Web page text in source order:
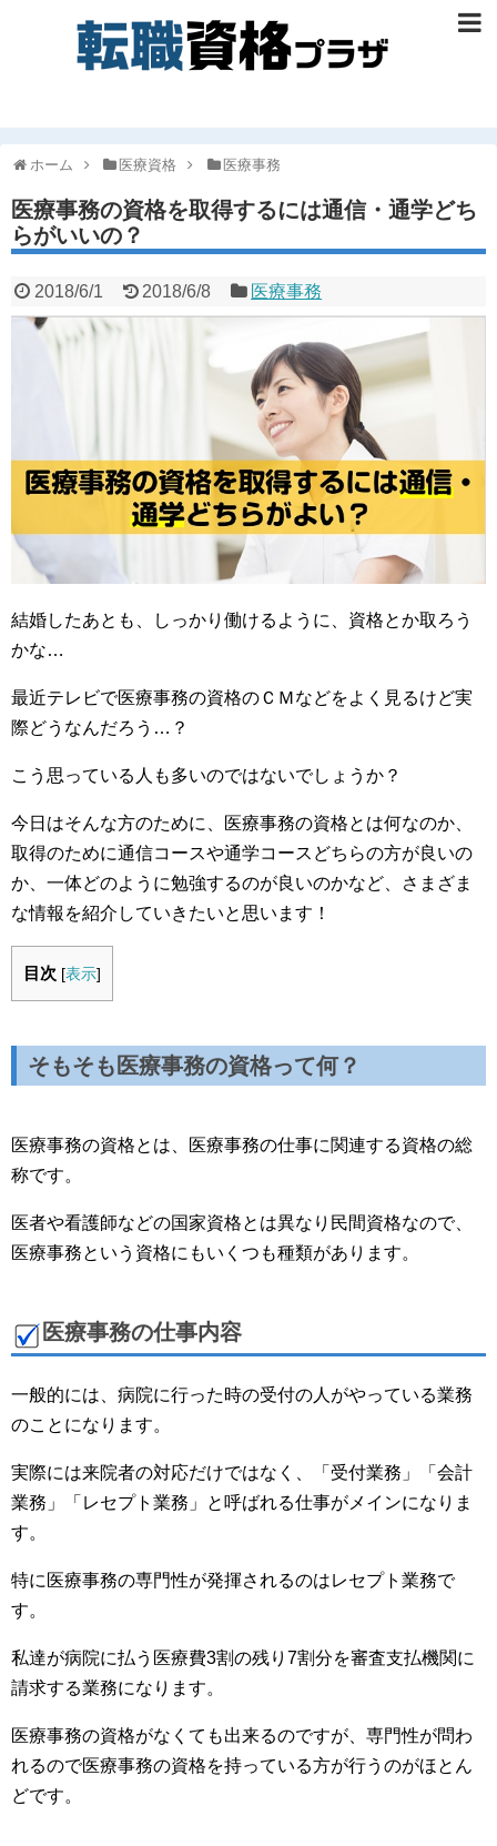
ホーム 医療資格 医療事務
医療事務の資格を取得するには通信・通学どち
らがいいの？
2018/6/1 2018/6/8 医療事務
結婚したあとも、しっかり働けるように、資格とか取ろう
かな…
最近テレビで医療事務の資格のＣＭなどをよく見るけど実
際どうなんだろう…？
こう思っている人も多いのではないでしょうか？
今日はそんな方のために、医療事務の資格とは何なのか、
取得のために通信コースや通学コースどちらの方が良いの
か、一体どのように勉強するのが良いのかなど、さまざま
な情報を紹介していきたいと思います！
目次 [表示]
そもそも医療事務の資格って何？
医療事務の資格とは、医療事務の仕事に関連する資格の総
称です。
医者や看護師などの国家資格とは異なり民間資格なので、
医療事務という資格にもいくつも種類があります。
医療事務の仕事内容
一般的には、病院に行った時の受付の人がやっている業務
のことになります。
実際には来院者の対応だけではなく、「受付業務」「会計
業務」「レセプト業務」と呼ばれる仕事がメインになりま
す。
特に医療事務の専門性が発揮されるのはレセプト業務で
す。
私達が病院に払う医療費3割の残り7割分を審査支払機関に
請求する業務になります。
医療事務の資格がなくても出来るのですが、専門性が問わ
れるので医療事務の資格を持っている方が行うのがほとん
どです。